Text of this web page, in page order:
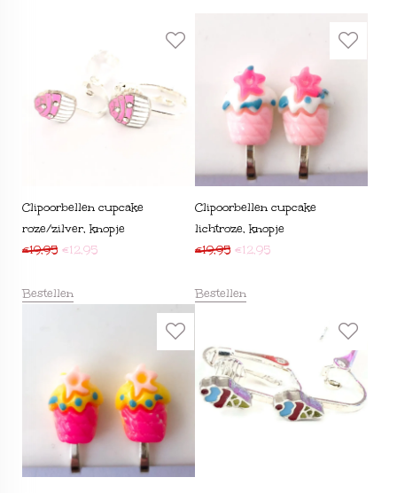
Clipoorbellen cupcake
roze/zilver, knopje
€19,95 €12,95
Bestellen
Clipoorbellen cupcake
lichtroze, knopje
€19,95 €12,95
Bestellen